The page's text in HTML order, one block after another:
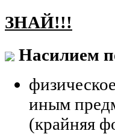
ЗНАЙ!!!
Насилием
иным
(крайняя